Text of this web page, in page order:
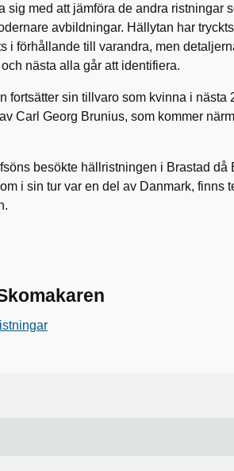
sig med att jämföra de andra ristningar
avbildningar. Hällytan har
i förhållande till varandra, men
nästa alla går att identifiera.
fortsätter sin tillvaro som kvinna i nästa
Carl Georg Brunius, som kommer
besökte hällristningen i Brastad då
i sin tur var en del av Danmark, finns